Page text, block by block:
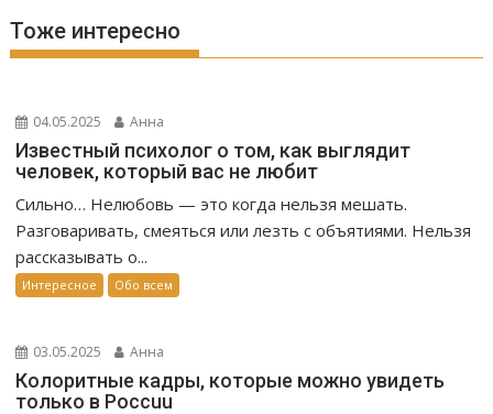
Тоже интересно
04.05.2025 Анна
Известный психолог о том, как выглядит
человек, который вас не любит
Сильно… Нелюбовь — это когда нельзя мешать.
Разговаривать, смеяться или лезть с объятиями. Нельзя
рассказывать о...
Интересное Обо всем
03.05.2025 Анна
Колоритные кадры, которые можно увидеть
только в Россuu